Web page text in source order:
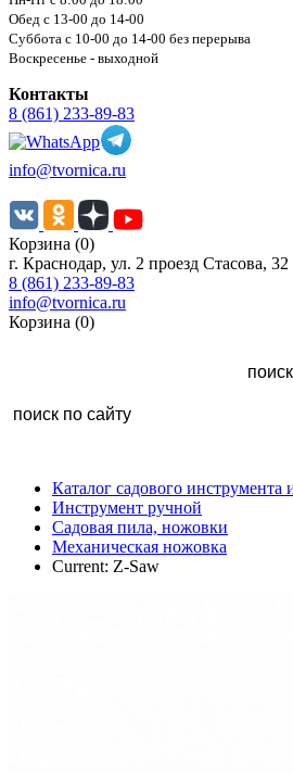
Обед с 13-00 до 14-00
Суббота с 10-00 до 14-00 без перерыва
Воскресенье - выходной
Контакты
8 (861) 233-89-83
info@tvornica.ru
Корзина (0)
г. Краснодар, ул. 2 проезд Стасова, 32
8 (861) 233-89-83
info@tvornica.ru
Корзина (0)
Каталог садового инструмента
Инструмент ручной
Садовая пила, ножовки
Механическая ножовка
Current: Z-Saw